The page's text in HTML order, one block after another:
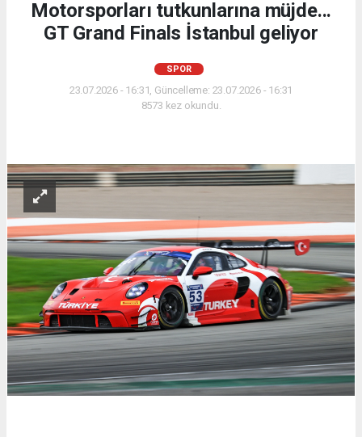
Motorsporları tutkunlarına müjde...
GT Grand Finals İstanbul geliyor
SPOR
23.07.2026 - 16:31, Güncelleme: 23.07.2026 - 16:31
8573 kez okundu.